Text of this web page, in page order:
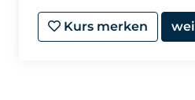
Kurs merken